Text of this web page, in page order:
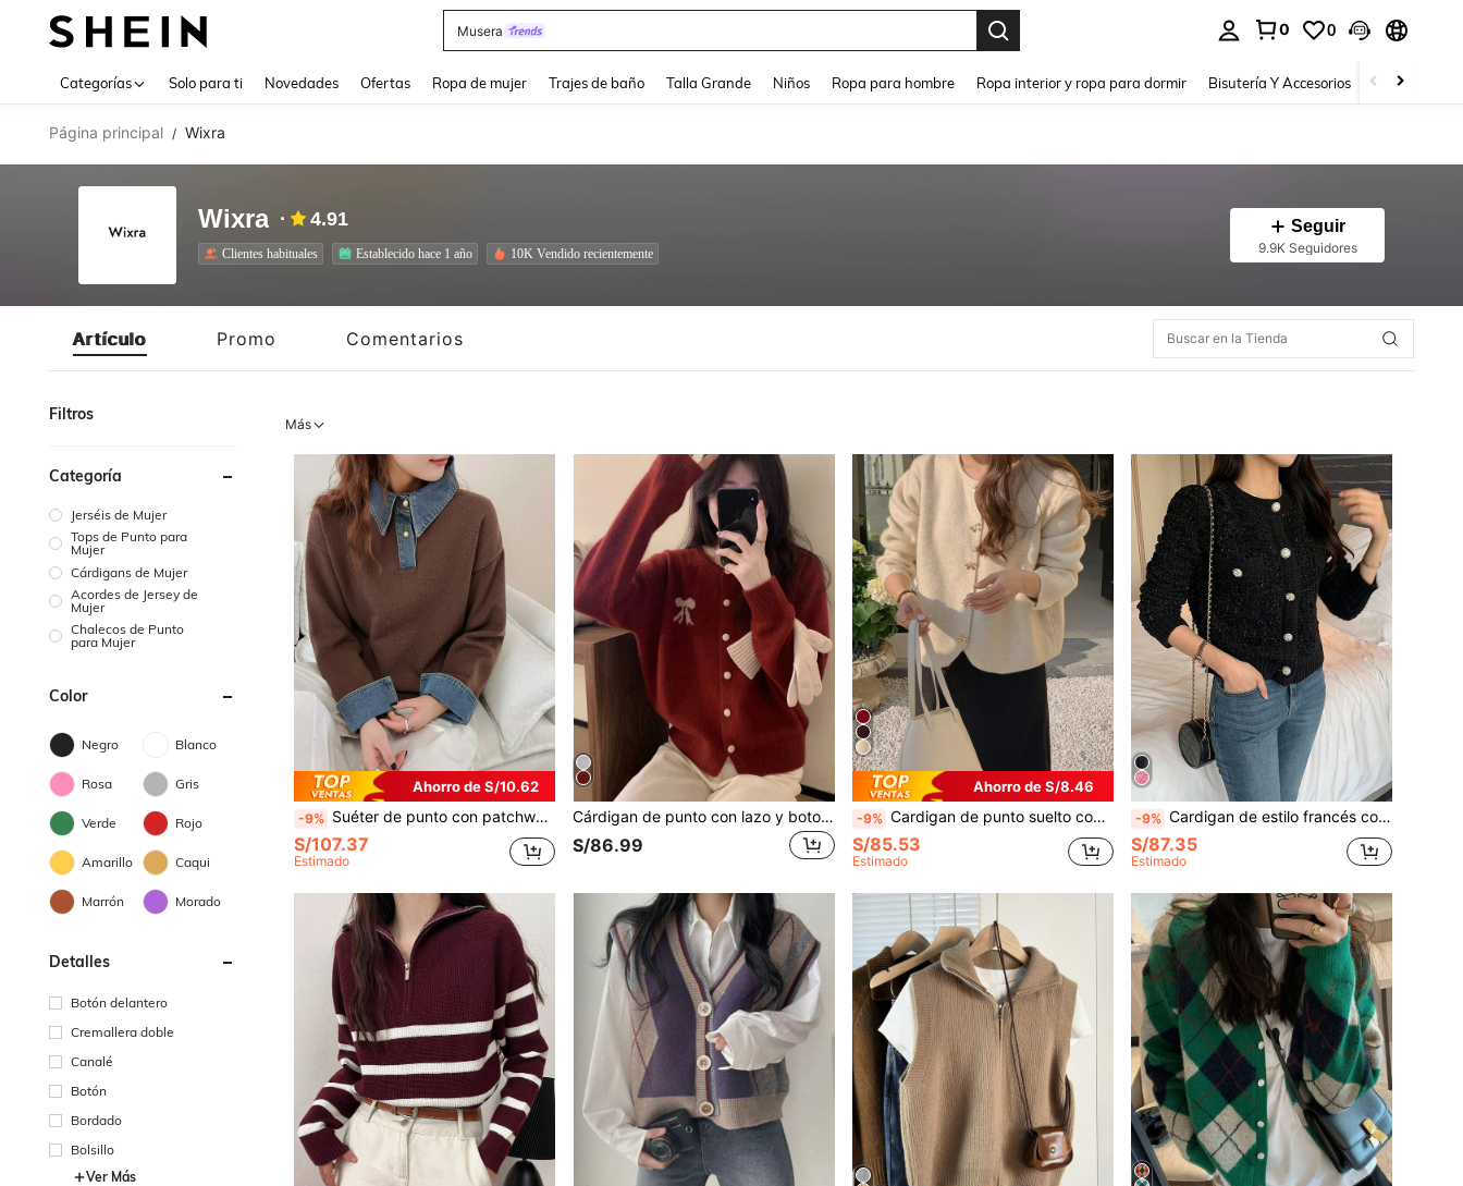
Dazy
0 0
Categorías Solo para ti Novedades Ofertas Ropa de mujer Trajes de baño Talla Grande Niños Ropa para hombre Ropa interior y ropa para dormir Bisutería Y Accesorios Zapatos
Página principal / Wixra
Wixra 4.91
Clientes habituales Establecido hace 1 año 10K Vendido recientemente
Seguir
9.9K Seguidores
Artículo Promo Comentarios
Filtros
Categoría
Jerséis de Mujer
Tops de Punto para
Mujer
Cárdigans de Mujer
Acordes de Jersey de
Mujer
Chalecos de Punto
para Mujer
Color
Negro Blanco
Rosa Gris
Verde Rojo
Amarillo Caqui
Marrón Morado
Detalles
Botón delantero
Cremallera doble
Canalé
Botón
Bordado
Bolsillo
Ver Más
Más
Ahorro de S/10.62
-9% Suéter de punto con patchwork de denim estilo coreano para mujeres, otoño/invierno
S/107.37
Estimado
Cárdigan de punto con lazo y botones, blusa de manga larga para primavera y otoño
S/86.99
Ahorro de S/8.46
-9% Cardigan de punto suelto con botones y lazo de manga larga en unicolor para mujer, casual de otoño/invierno
S/85.53
Estimado
-9% Cardigan de estilo francés con cuello redondo y botones para mujer, con bolsillos dobles, manga larga, casual, negro, para primavera y otoño
S/87.35
Estimado